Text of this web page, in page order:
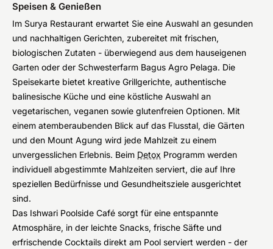
Speisen & Genießen
Im Surya Restaurant erwartet Sie eine Auswahl an gesunden
und nachhaltigen Gerichten, zubereitet mit frischen,
biologischen Zutaten - überwiegend aus dem hauseigenen
Garten oder der Schwesterfarm Bagus Agro Pelaga. Die
Speisekarte bietet kreative Grillgerichte, authentische
balinesische Küche und eine köstliche Auswahl an
vegetarischen, veganen sowie glutenfreien Optionen. Mit
einem atemberaubenden Blick auf das Flusstal, die Gärten
und den Mount Agung wird jede Mahlzeit zu einem
unvergesslichen Erlebnis. Beim Detox Programm werden
individuell abgestimmte Mahlzeiten serviert, die auf Ihre
speziellen Bedürfnisse und Gesundheitsziele ausgerichtet
sind.
Das Ishwari Poolside Café sorgt für eine entspannte
Atmosphäre, in der leichte Snacks, frische Säfte und
erfrischende Cocktails direkt am Pool serviert werden - der